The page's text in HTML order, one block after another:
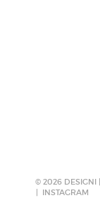
© 2026 DESIGNI |
INSTAGRAM